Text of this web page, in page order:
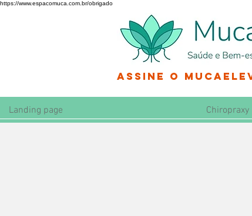
https://www.espacomuca.com.br/obrigado
Assine o
Landing page Chiropraxy